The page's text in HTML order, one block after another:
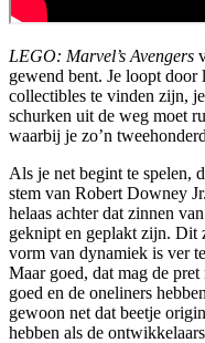
LEGO: Marvel’s Avengers
gewend bent. Je loopt door
collectibles te vinden zijn,
schurken uit de weg moet
waarbij je zo’n
Als je net begint te spelen,
stem van Robert Downey
helaas achter dat zinnen
geknipt en geplakt zijn. Dit
vorm van dynamiek is ver
Maar goed, dat mag de
goed en de oneliners
gewoon net dat beetje
hebben als de